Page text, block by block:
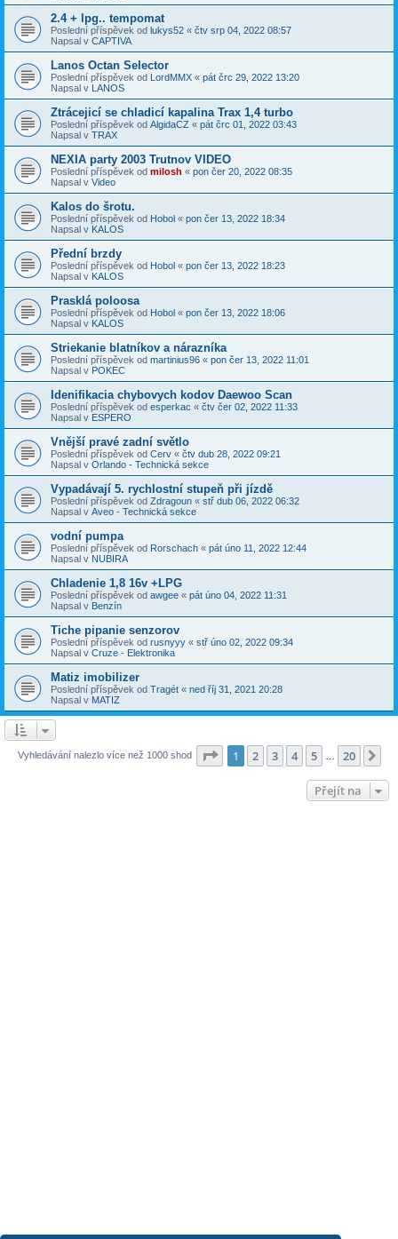
2.4 + lpg.. tempomat
Poslední příspěvek od lukys52 « čtv srp 04, 2022 08:57
Napsal v CAPTIVA
Lanos Octan Selector
Poslední příspěvek od LordMMX « pát črc 29, 2022 13:20
Napsal v LANOS
Ztrácejicí se chladicí kapalina Trax 1,4 turbo
Poslední příspěvek od AlgidaCZ « pát črc 01, 2022 03:43
Napsal v TRAX
NEXIA party 2003 Trutnov VIDEO
Poslední příspěvek od milosh « pon čer 20, 2022 08:35
Napsal v Video
Kalos do šrotu.
Poslední příspěvek od Hobol « pon čer 13, 2022 18:34
Napsal v KALOS
Přední brzdy
Poslední příspěvek od Hobol « pon čer 13, 2022 18:23
Napsal v KALOS
Prasklá poloosa
Poslední příspěvek od Hobol « pon čer 13, 2022 18:06
Napsal v KALOS
Striekanie blatníkov a nárazníka
Poslední příspěvek od martinius96 « pon čer 13, 2022 11:01
Napsal v POKEC
Idenifikacia chybovych kodov Daewoo Scan
Poslední příspěvek od esperkac « čtv čer 02, 2022 11:33
Napsal v ESPERO
Vnější pravé zadní světlo
Poslední příspěvek od Cerv « čtv dub 28, 2022 09:21
Napsal v Orlando - Technická sekce
Vypadávají 5. rychlostní stupeň při jízdě
Poslední příspěvek od Zdragoun « stř dub 06, 2022 06:32
Napsal v Aveo - Technická sekce
vodní pumpa
Poslední příspěvek od Rorschach « pát úno 11, 2022 12:44
Napsal v NUBIRA
Chladenie 1,8 16v +LPG
Poslední příspěvek od awgee « pát úno 04, 2022 11:31
Napsal v Benzín
Tiche pipanie senzorov
Poslední příspěvek od rusnyyy « stř úno 02, 2022 09:34
Napsal v Cruze - Elektronika
Matiz imobilizer
Poslední příspěvek od Tragét « ned říj 31, 2021 20:28
Napsal v MATIZ
Vyhledávání nalezlo více než 1000 shod Stránka z 20
1 2 3 4 5 20
Přejít na